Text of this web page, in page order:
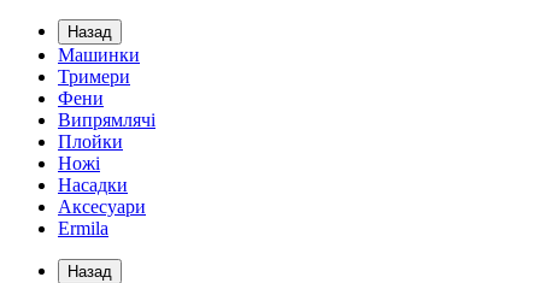
Назад
Машинки
Тримери
Фени
Випрямлячі
Плойки
Ножі
Насадки
Аксесуари
Ermila
Назад